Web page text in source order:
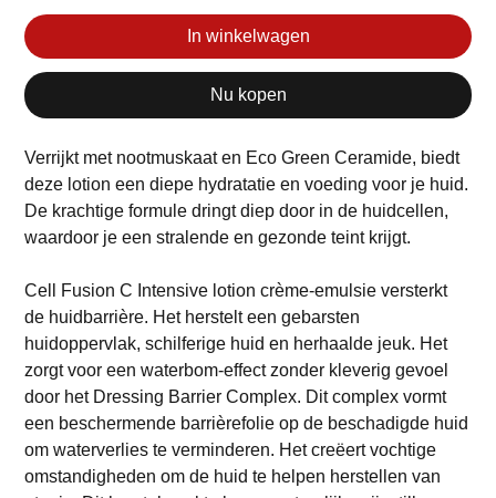
In winkelwagen
Nu kopen
Verrijkt met nootmuskaat en Eco Green Ceramide, biedt
deze lotion een diepe hydratatie en voeding voor je huid.
De krachtige formule dringt diep door in de huidcellen,
waardoor je een stralende en gezonde teint krijgt.
Cell Fusion C Intensive lotion crème-emulsie versterkt
de huidbarrière. Het herstelt een gebarsten
huidoppervlak, schilferige huid en herhaalde jeuk. Het
zorgt voor een waterbom-effect zonder kleverig gevoel
door het Dressing Barrier Complex. Dit complex vormt
een beschermende barrièrefolie op de beschadigde huid
om waterverlies te verminderen. Het creëert vochtige
omstandigheden om de huid te helpen herstellen van